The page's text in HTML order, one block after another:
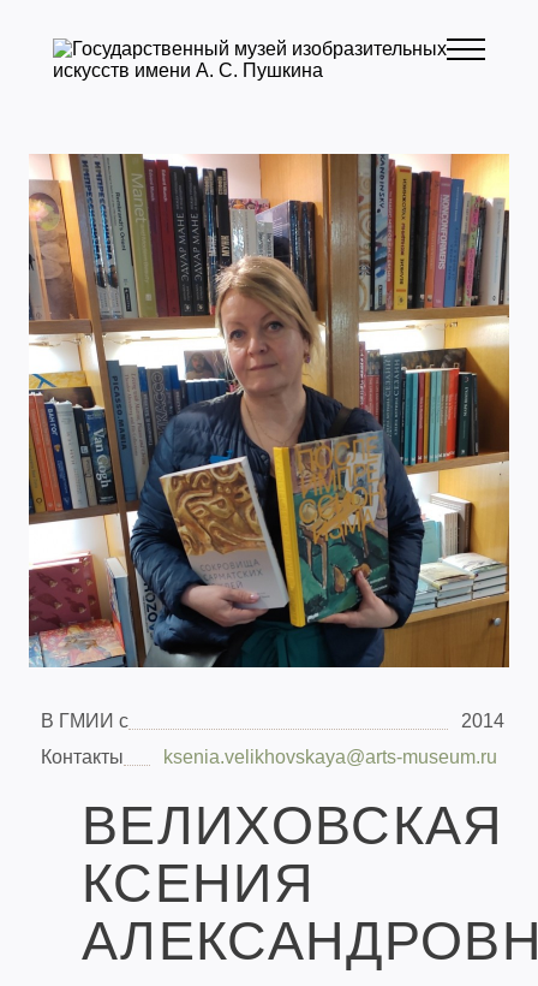
В ГМИИ с
2014
Контакты
ksenia.velikhovskaya@arts-museum.ru
ВЕЛИХОВСКАЯ
КСЕНИЯ